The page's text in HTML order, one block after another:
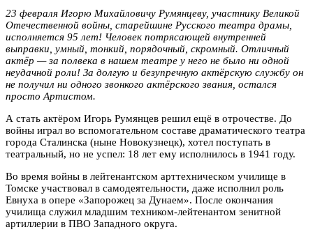
23 февраля Игорю Михайловичу Румянцеву, участнику Великой
Отечественной войны, старейшине Русского театра драмы,
исполняется 95 лет! Человек потрясающей внутренней
выправки, умный, тонкий, порядочный, скромный. Отличный
актёр — за полвека в нашем театре у него не было ни одной
неудачной роли! За долгую и безупречную актёрскую службу он
не получил ни одного звонкого актёрского звания, остался
просто Артистом.
А стать актёром Игорь Румянцев решил ещё в отрочестве. До
войны играл во вспомогательном составе драматического театра
города Сталинска (ныне Новокузнецк), хотел поступать в
театральный, но не успел: 18 лет ему исполнилось в 1941 году.
Во время войны в лейтенантском арттехническом училище в
Томске участвовал в самодеятельности, даже исполнил роль
Евнуха в опере «Запорожец за Дунаем». После окончания
училища служил младшим техником-лейтенантом зенитной
артиллерии в ПВО Западного округа.